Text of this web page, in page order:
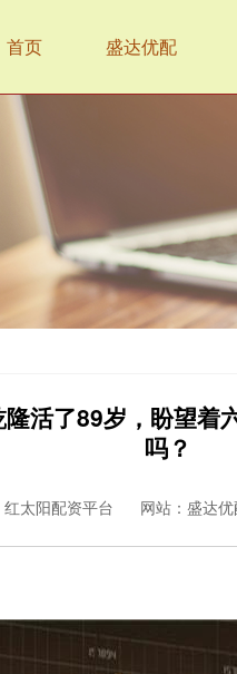
首页 盛达优配
活了89岁，盼望着
吗？
太阳配资平台 网站：盛达